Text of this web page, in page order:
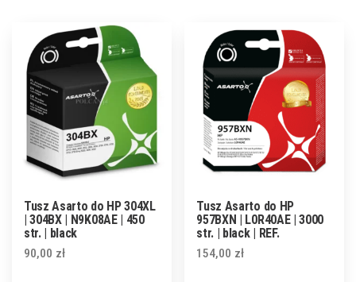
Tusz Asarto do HP 304XL
| 304BX | N9K08AE | 450
str. | black
90,00 zł
Tusz Asarto do HP
957BXN | L0R40AE | 3000
str. | black | REF.
154,00 zł